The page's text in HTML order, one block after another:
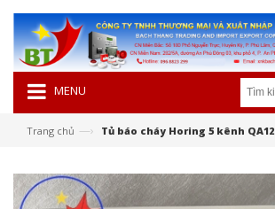
MENU
Trang chủ —› Tủ báo cháy Horing 5 kênh QA12